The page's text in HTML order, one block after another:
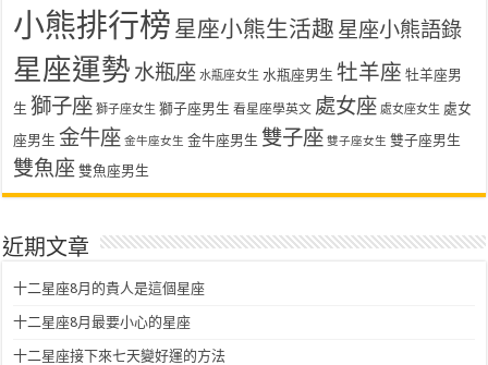
小熊排行榜 星座小熊生活趣 星座小熊語錄
星座運勢 水瓶座 水瓶座女生 水瓶座男生 牡羊座 牡羊座男
生 獅子座 獅子座女生 獅子座男生 看星座學英文 處女座 處女座女生 處女
座男生 金牛座 金牛座女生 金牛座男生 雙子座 雙子座女生 雙子座男生
雙魚座 雙魚座男生
近期文章
十二星座8月的貴人是這個星座
十二星座8月最要小心的星座
十二星座接下來七天變好運的方法